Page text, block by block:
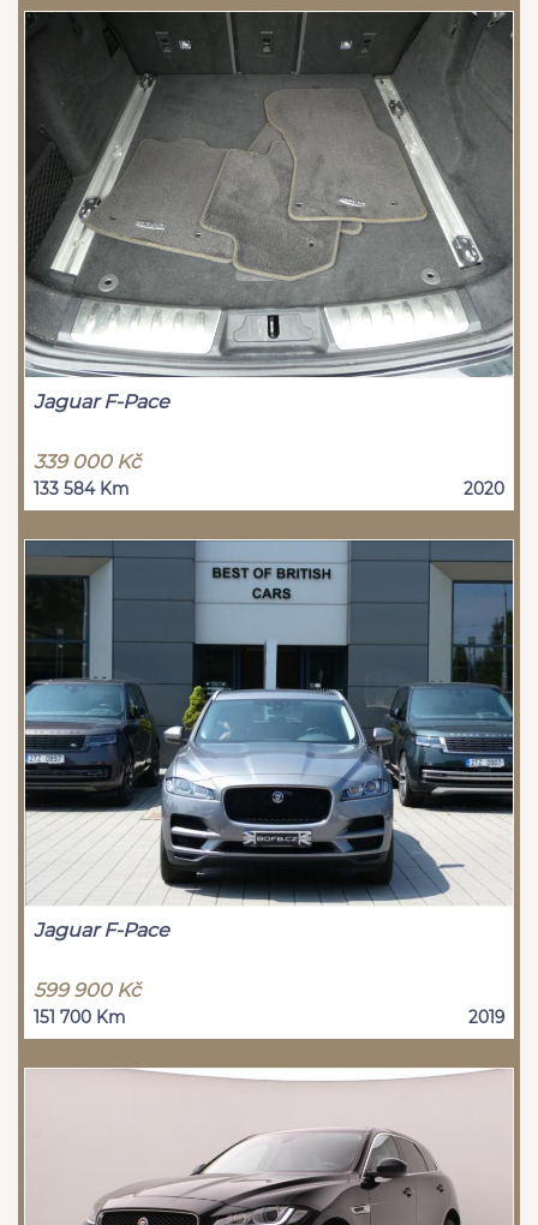
Jaguar F-Pace
339 000 Kč
133 584 Km 2020
Jaguar F-Pace
599 900 Kč
151 700 Km 2019